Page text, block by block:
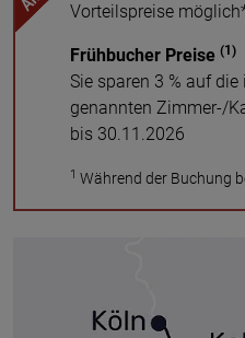
Vorteilspreise
Frühbucher Preise (1)
Sie sparen 3 % auf
genannten Zimmer-/
bis 30.11.2026
1 Während der Buchung